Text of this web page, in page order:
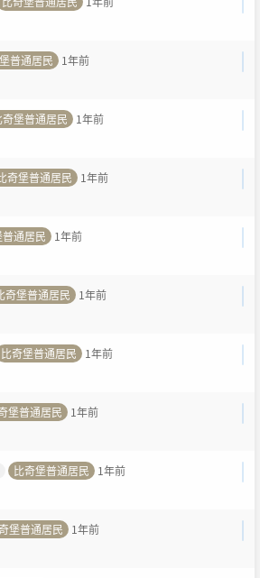
普通居民
1年前
奇堡普通居民
1年前
奇堡普通居民
1年前
通居民
1年前
奇堡普通居民
1年前
比奇堡普通居民
1年前
堡普通居民
1年前
比奇堡普通居民
1年前
堡普通居民
1年前